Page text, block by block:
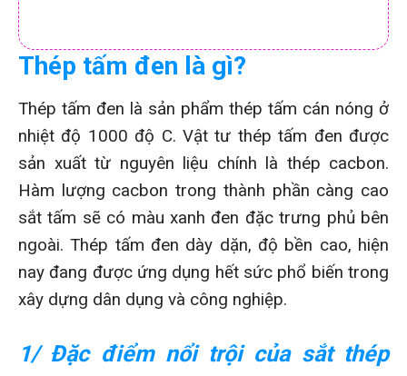
Thép tấm đen là gì?
Thép tấm đen là sản phẩm thép tấm cán nóng ở
nhiệt độ 1000 độ C. Vật tư thép tấm đen được
sản xuất từ nguyên liệu chính là thép cacbon.
Hàm lượng cacbon trong thành phần càng cao
sắt tấm sẽ có màu xanh đen đặc trưng phủ bên
ngoài. Thép tấm đen dày dặn, độ bền cao, hiện
nay đang được ứng dụng hết sức phổ biến trong
xây dựng dân dụng và công nghiệp.
1/ Đặc điểm nổi trội của sắt thép